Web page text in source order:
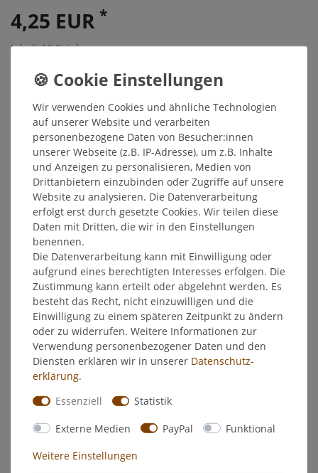
4,25 EUR *
Inhalt16Stück
Sofort versandfertig, Lieferzeit 48h
In den Warenkorb
Wunschliste
* inkl. ges. MwSt. zzgl.Versandkosten
Beschreibung
Weitere Details
EU-Verantwortlicher
Hersteller
Inhalt: 16 Stück
Wir verwenden Cookies und ähnliche Technologien
auf unserer Website und verarbeiten
personenbezogene Daten von Besucher:innen
unserer Webseite (z.B. IP-Adresse), um z.B. Inhalte
und Anzeigen zu personalisieren, Medien von
Drittanbietern einzubinden oder Zugriffe auf unsere
Website zu analysieren. Die Datenverarbeitung
erfolgt erst durch gesetzte Cookies. Wir teilen diese
Daten mit Dritten, die wir in den Einstellungen
benennen.
Die Datenverarbeitung kann mit Einwilligung oder
aufgrund eines berechtigten Interesses erfolgen. Die
Zustimmung kann erteilt oder abgelehnt werden. Es
besteht das Recht, nicht einzuwilligen und die
Einwilligung zu einem späteren Zeitpunkt zu ändern
oder zu widerrufen. Weitere Informationen zur
Verwendung personenbezogener Daten und den
Diensten erklären wir in unserer Daten­schutz­
erklärung.
Essenziell
Statistik
Externe Medien PayPal Funktional
Weitere Einstellungen